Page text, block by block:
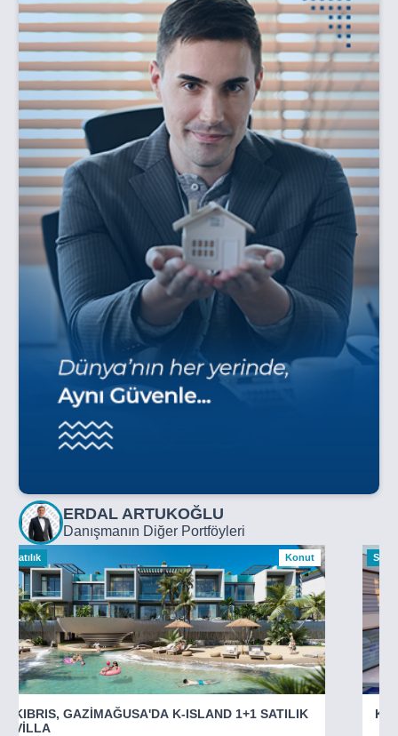
ERDAL ARTUKOĞLU
Danışmanın Diğer Portföyleri
Satılık Konut
KIBRIS, GAZİMAĞUSA'DA K-ISLAND 1+1 SATILIK
VİLLA